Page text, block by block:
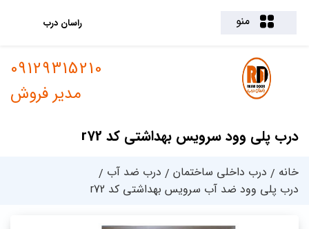
منو راسان درب
درب پلی وود سرویس بهداشتی کد r72
09129315210
مدیر فروش
خانه درب داخلی ساختمان
درب ضد آب
درب پلی وود ضد آب سرویس بهداشتی کد r72